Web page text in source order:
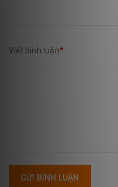
Viết bình luận*
GỬI BÌNH LUẬN